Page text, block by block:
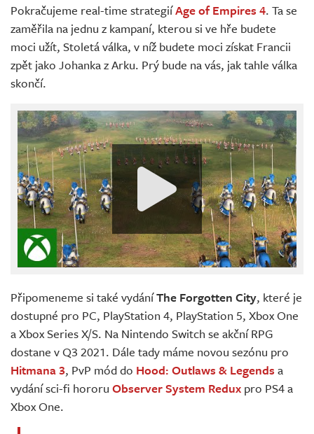
Pokračujeme real-time strategiíAge of Empires 4. Ta se
zaměřila na jednu z kampaní, kterou si ve hře budete
moci užít, Stoletá válka, v níž budete moci získat Francii
zpět jako Johanka z Arku. Prý bude na vás, jak tahle válka
skončí.
Připomeneme si také vydáníThe Forgotten City, které je
dostupné pro PC, PlayStation 4, PlayStation 5, Xbox One
a Xbox Series X/S. Na Nintendo Switch se akční RPG
dostane v Q3 2021. Dále tady máme novou sezónu pro
Hitmana 3, PvP mód do Hood: Outlaws & Legends a
vydání sci-fi hororu Observer System Redux pro PS4 a
Xbox One.